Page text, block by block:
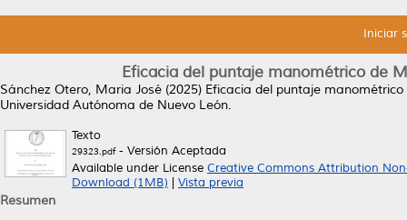
Iniciar
Eficacia del puntaje manométrico de
Sánchez Otero, Maria José (2025) Eficacia del puntaje
Universidad Autónoma de Nuevo León.
Texto
29323.pdf- Versión Aceptada
Available under License Creative Commons Attribution
Download (1MB)
Vista previa
Resumen